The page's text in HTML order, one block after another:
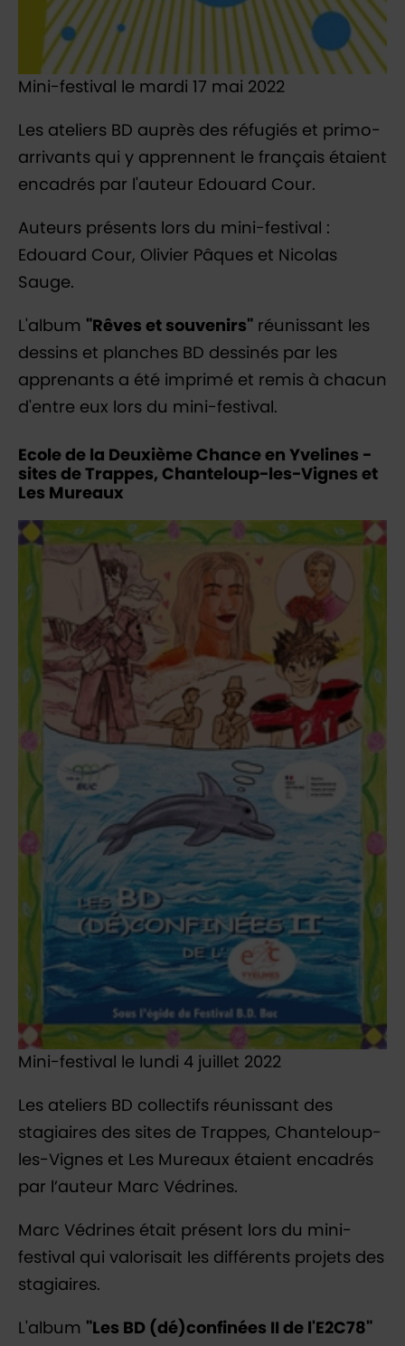
Mini-festival le mardi 17 mai 2022
Les ateliers BD auprès des réfugiés et primo-
arrivants qui y apprennent le français étaient
encadrés par l'auteur Edouard Cour.
Auteurs présents lors du mini-festival :
Edouard Cour, Olivier Pâques et Nicolas
Sauge.
L'album "Rêves et souvenirs" réunissant les
dessins et planches BD dessinés par les
apprenants a été imprimé et remis à chacun
d'entre eux lors du mini-festival.
Ecole de la Deuxième Chance en Yvelines -
sites de Trappes, Chanteloup-les-Vignes et
Les Mureaux
Mini-festival le lundi 4 juillet 2022
Les ateliers BD collectifs réunissant des
stagiaires des sites de Trappes, Chanteloup-
les-Vignes et Les Mureaux étaient encadrés
par l’auteur Marc Védrines.
Marc Védrines était présent lors du mini-
festival qui valorisait les différents projets des
stagiaires.
L'album "Les BD (dé)confinées II de l'E2C78"